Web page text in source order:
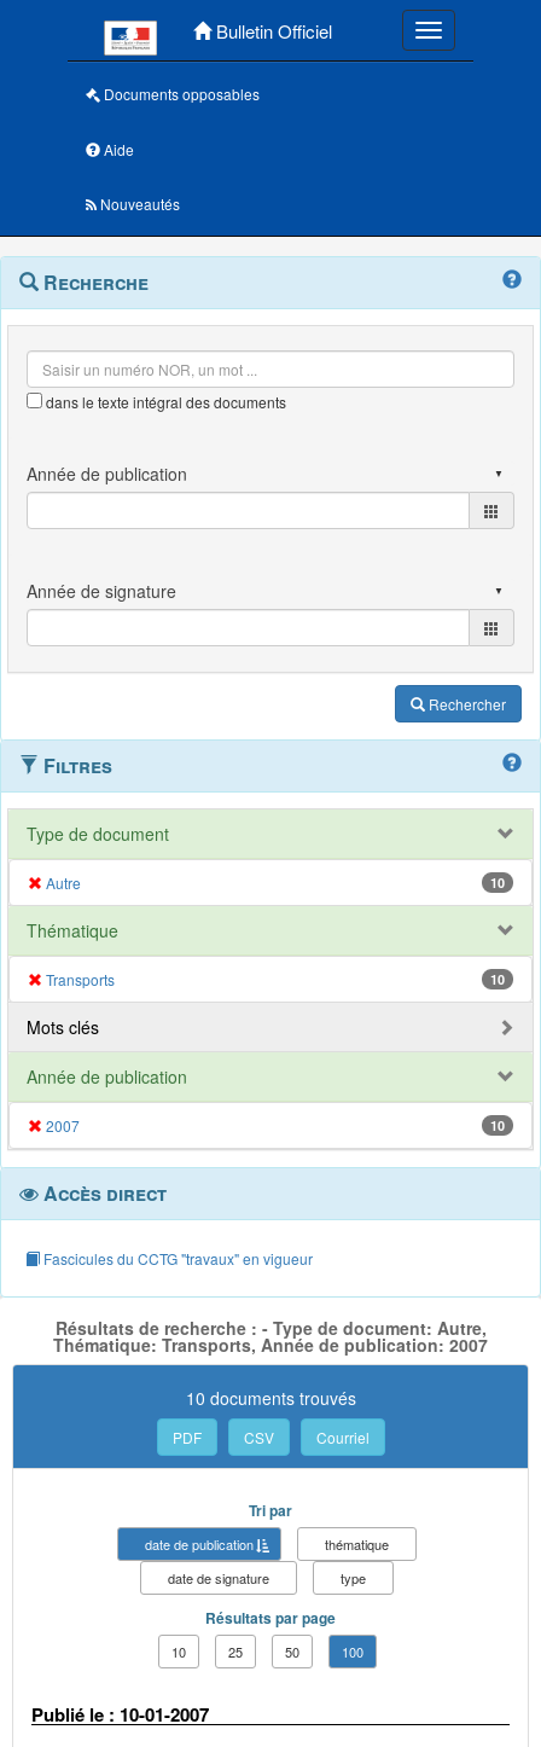
Bulletin Officiel Toggle
Documents opposables
Aide
Nouveautés
Navigation
outils
Menu
contextuel
Recherche
dans le texte intégral des documents
Rechercher
Filtres
Type de document
Autre 10
Thématique
Transports 10
Mots clés
Année de publication
2007 10
Accès direct
Fascicules du CCTG "travaux" en vigueur
Résultats de recherche : - Type de document: Autre,
Thématique: Transports, Année de publication: 2007
10 documents trouvés
PDF CSV Courriel
Tri par
date de publication
thématique
date de signature
type
Résultats par page
10 25 50 100
Publié le : 10-01-2007